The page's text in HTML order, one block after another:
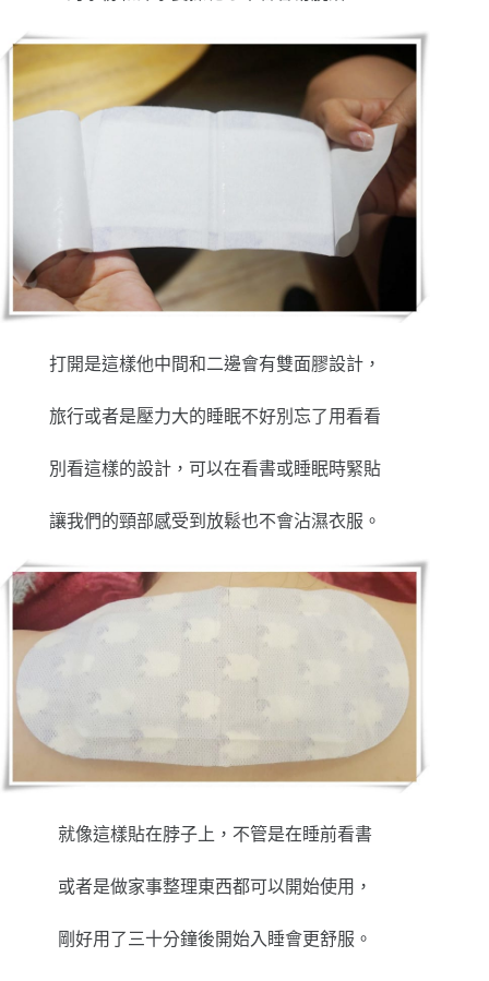
打開是這樣他中間和二邊會有雙面膠設計，
旅行或者是壓力大的睡眠不好別忘了用看看
別看這樣的設計，可以在看書或睡眠時緊貼
讓我們的頸部感受到放鬆也不會沾濕衣服。
就像這樣貼在脖子上，不管是在睡前看書
或者是做家事整理東西都可以開始使用，
剛好用了三十分鐘後開始入睡會更舒服。